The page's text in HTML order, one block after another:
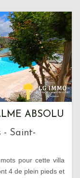
ABSOLU
- Saint-
pour cette villa
4 de plein pieds et